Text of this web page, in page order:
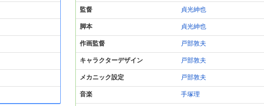
監督 貞光紳也
脚本 貞光紳也
作画監督 戸部敦夫
キャラクターデザイン 戸部敦夫
メカニック設定 戸部敦夫
音楽 手塚理